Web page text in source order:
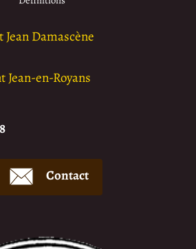
Damascène
Jean-en-Royans
Contact